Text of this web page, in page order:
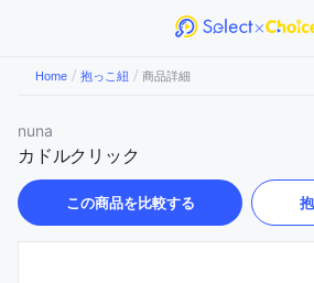
Home / 抱っこ紐 / 商品詳細
nuna
カドルクリック
この商品を比較する